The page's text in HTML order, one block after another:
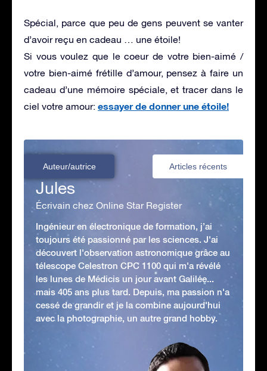
Spécial, parce que peu de gens peuvent se vanter
d’avoir reçu en cadeau … une étoile!
Si vous voulez que le coeur de votre bien-aimé /
votre bien-aimé frétille d’amour, pensez à faire un
cadeau d’une mémoire spéciale, et tracer dans le
ciel votre amour: essayer de donner une étoile!
Auteur/autrice Articles récents
Jules
Écrivain chez Online Star Register
Ingénieur en électronique de formation, j’ai
toujours été passionné par les sciences. J'ai
découvert l'observation astronomique grâce au
télescope Celestron CPC 1100 qui m'a révélé
les lunes de Médicis un jour avant Galilée...
mais 405 ans plus tard. Depuis, ma passion n'a
cessé de grandir et je la combine aujourd'hui
avec la photographie, un autre grand hobby.